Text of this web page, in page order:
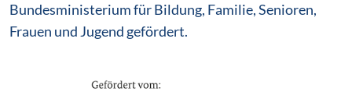
Bundesministerium für Bildung, Familie, Senioren,
Frauen und Jugend gefördert.